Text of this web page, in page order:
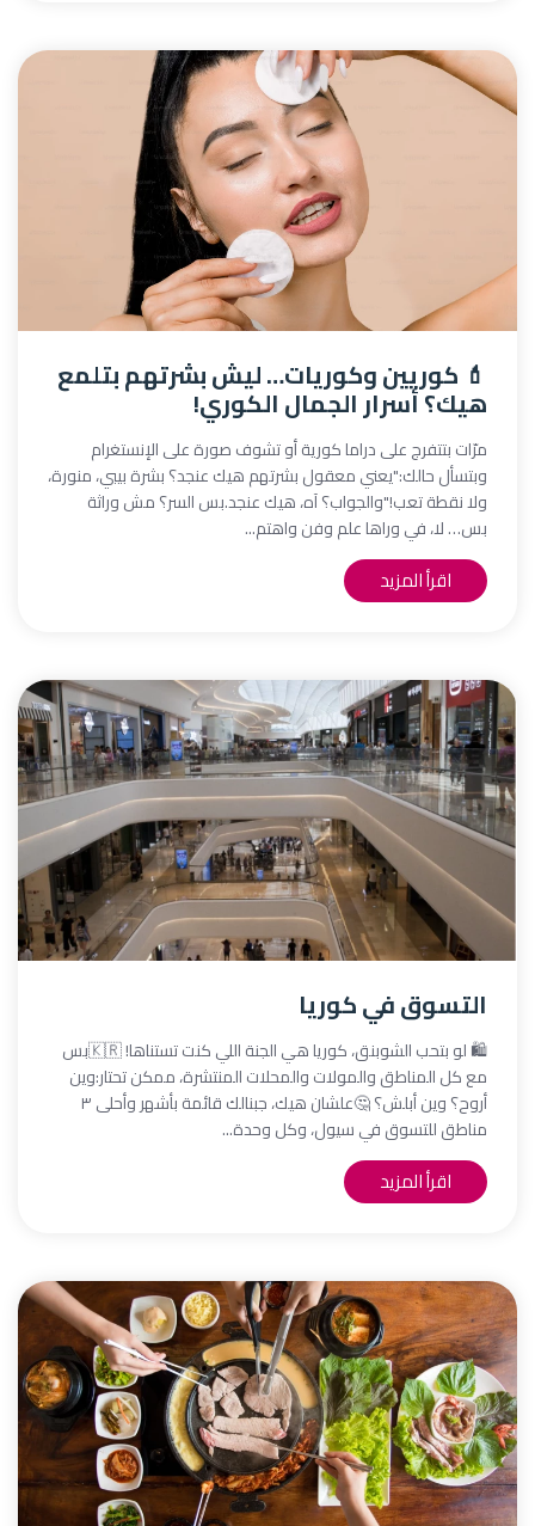
💄 كوريين وكوريات… ليش بشرتهم بتلمع
هيك؟ أسرار الجمال الكوري!
مرّات بتتفرج على دراما كورية أو تشوف صورة على الإنستغرام
وبتسأل حالك:"يعني معقول بشرتهم هيك عنجد؟ بشرة بيبي، منورة،
ولا نقطة تعب!"والجواب؟ آه، هيك عنجد.بس السر؟ مش وراثة
بس… لا، في وراها علم وفن واهتم...
اقرأ المزيد
التسوق في كوريا
🛍️ لو بتحب الشوبنق، كوريا هي الجنة اللي كنت تستناها! 🇰🇷بس
مع كل المناطق والمولات والمحلات المنتشرة، ممكن تحتار:وين
أروح؟ وين أبلش؟ 🤔علشان هيك، جبنالك قائمة بأشهر وأحلى ٣
مناطق للتسوق في سيول، وكل وحدة...
اقرأ المزيد